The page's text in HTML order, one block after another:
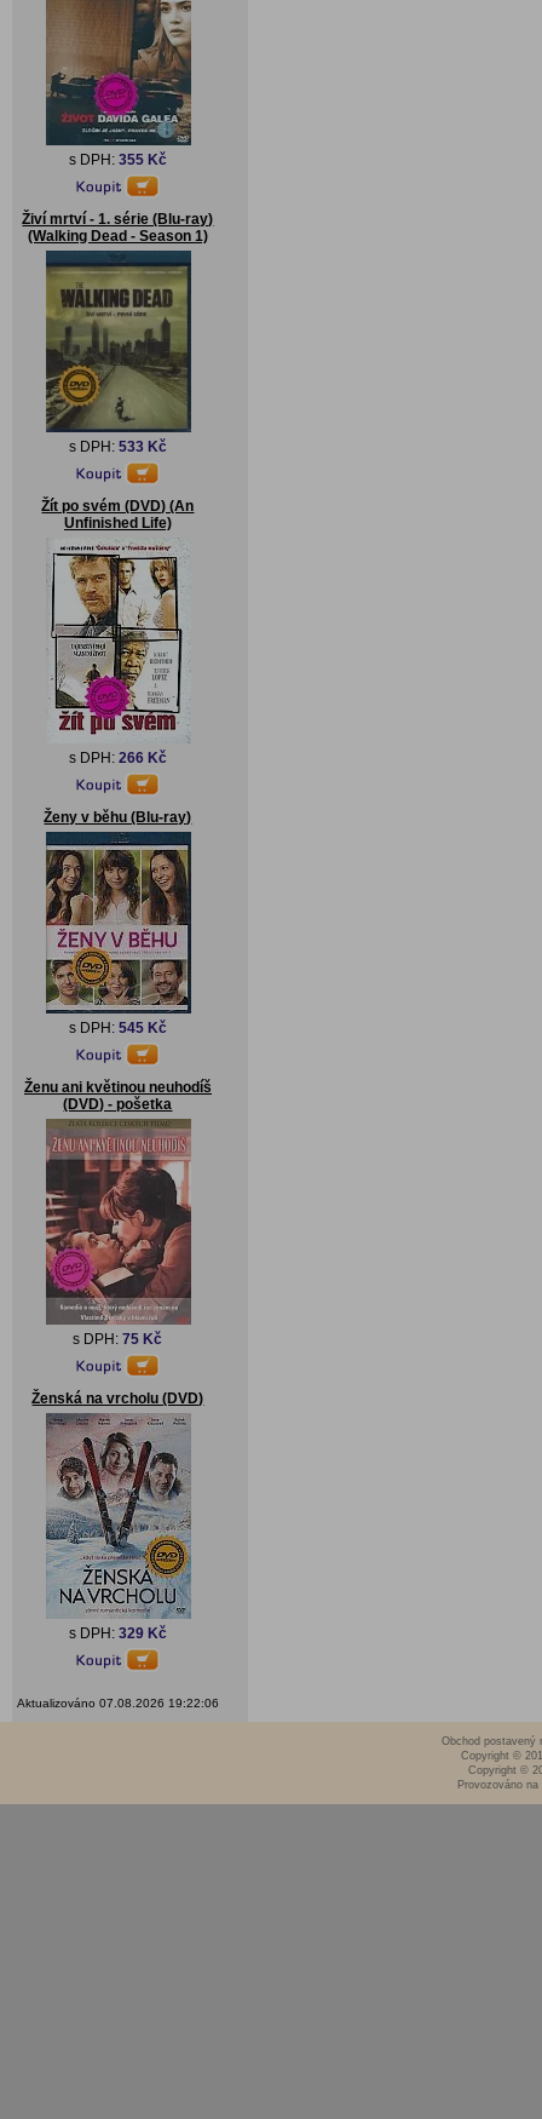
s DPH: 355 Kč
Živí mrtví - 1. série (Blu-ray)
(Walking Dead - Season 1)
s DPH: 533 Kč
Žít po svém (DVD) (An
Unfinished Life)
s DPH: 266 Kč
Ženy v běhu (Blu-ray)
s DPH: 545 Kč
Ženu ani květinou neuhodíš
(DVD) - pošetka
s DPH:75 Kč
Ženská na vrcholu (DVD)
s DPH: 329 Kč
Aktualizováno 07.08.2026 19:22:06
Obchod postavený
Copyright ©
Copyright ©
Provozováno